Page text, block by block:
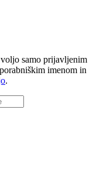
samo prijavljenim
imenom in
.